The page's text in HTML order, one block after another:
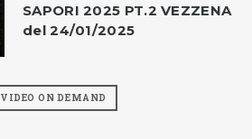
SAPORI 2025 PT.2 VEZZENA
del 24/01/2025
VIDEO ON DEMAND